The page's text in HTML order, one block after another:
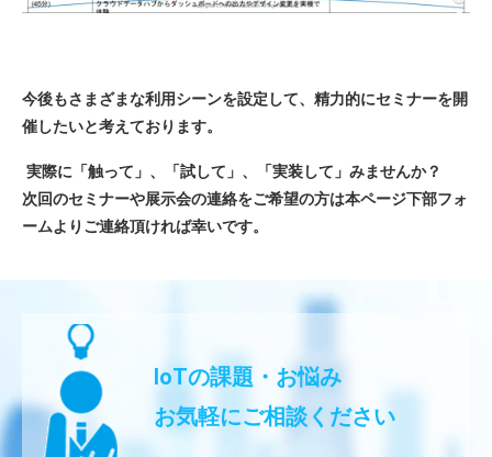
今後もさまざまな利用シーンを設定して、精力的にセミナーを開
催したいと考えております。
実際に「触って」、「試して」、「実装して」みませんか？
次回のセミナーや展示会の連絡をご希望の方は本ページ下部フォ
ームよりご連絡頂ければ幸いです。
IoTの課題・お悩み
お気軽にご相談ください